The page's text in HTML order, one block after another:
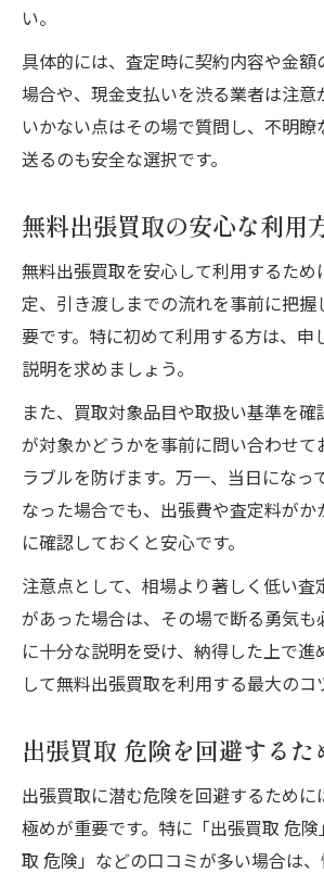
出張買取サービス利用時の安
出張買取と店頭買取の違い徹底
出張買取と店頭買取のメリ
ト
説
買取利用で得するための選
持ち込みと出張の違いを実
出張買取の儲かる理由と店
い。
具体的には、査定時に契約内容や金額
場合や、現金支払いを渋る業者は注意
いかない点はその場で質問し、不明瞭
送るのも安全な選択です。
無料出張買取の安心な利用
無料出張買取を安心して利用するため
定、引き渡しまでの流れを事前に把
要です。特に初めて利用する方は、申
説明を求めましょう。
また、買取対象品目や取扱い基準を
が対象かどうかを事前に問い合わせて
ラブルを防げます。万一、当日になっ
なった場合でも、出張費や査定料が
に確認しておくと安心です。
注意点として、相場より著しく低い査
があった場合は、その場で断る勇気も
に十分な説明を受け、納得した上で進
して無料出張買取を利用する最大のコ
出張買取 危険を回避するた
出張買取に潜む危険を回避するために
極めが重要です。特に「出張買取 危
取 危険」などの口コミが多い場合は